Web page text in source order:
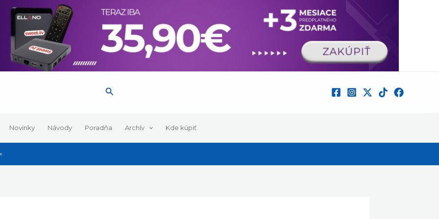
Hľadať
Novinky Návody Poradňa Archív Kde kúpiť